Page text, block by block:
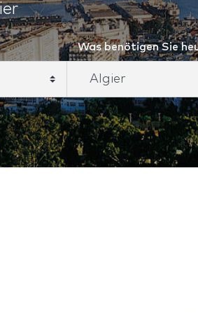
Was benötigen Sie